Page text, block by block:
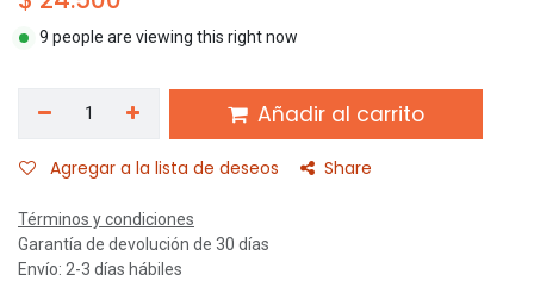
9 people are viewing this right now
Añadir al carrito
Agregar a la lista de deseos Share
Términos y condiciones
Garantía de devolución de 30 días
Envío: 2-3 días hábiles